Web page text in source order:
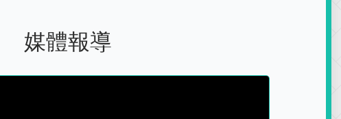
媒體報導